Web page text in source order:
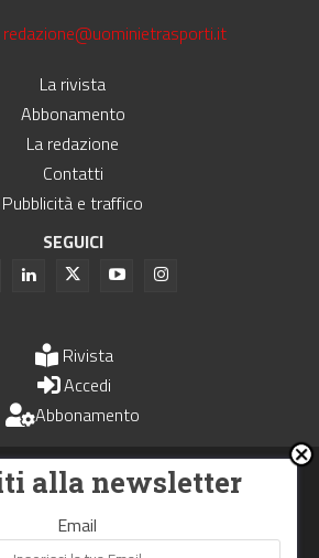
redazione@uominietrasporti.it
La rivista
Abbonamento
La redazione
Contatti
Pubblicità e traffico
SEGUICI
Rivista
Accedi
Abbonamento
un periodico associato all'Unione Stampa
Italiana - USPI
di Bologna N.4993 del 15 giugno 1982
made inNowhere
alla newsletter
Email